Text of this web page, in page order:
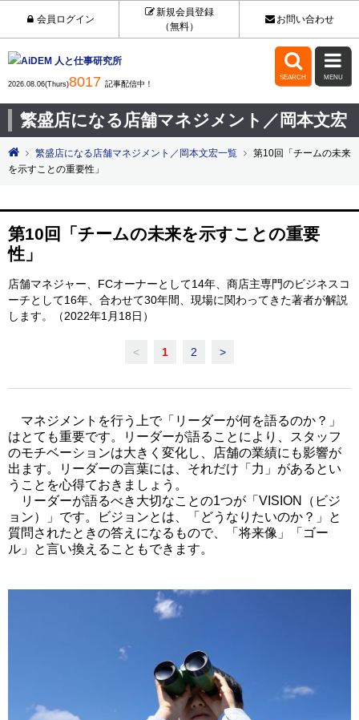
会員ログイン
新規会員登録
（無料）
お問い合わせ
2026.08.06(Thurs)8017 記事配信中！

SEARCH

MENU
繁盛店になる店舗マネジメント／岡本文宏
繁盛店になる店舗マネジメント／岡本文宏一覧
第10回「チームの未来
を示すことの重要性」
第10回「チームの未来を示すことの重要
性」
店舗マネジャー、FCオーナーとして14年、商店主専門のビジネスコ
ーチとして16年、合わせて30年間、現場に関わってきた著者が解説
します。（2022年1月18日）
< 1 2 >
マネジメントを行う上で「リーダーが何を語るのか？」
はとても重要です。リーダーが語ることにより、スタッフ
のモチベーションは大きく変化し、店舗の業績にも影響が
出ます。リーダーの言葉には、それだけ「力」があるとい
うことを心得ておきましょう。
リーダーが語るべき大切なことの1つが「VISION（ビジ
ョン）」です。ビジョンとは、「どうなりたいのか？」と
質問されたときの答えになるもので、「将来像」「ゴー
ル」と言い換えることもできます。